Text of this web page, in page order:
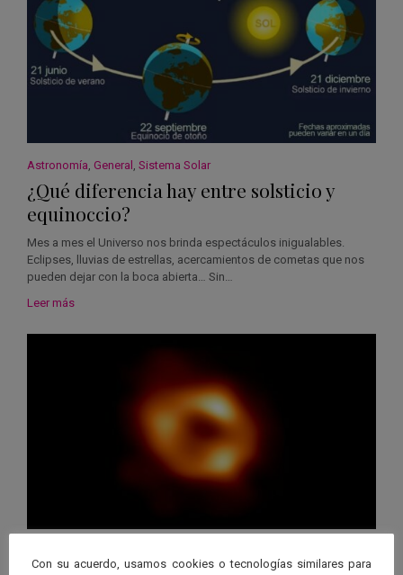
Astronomía, General , Sistema Solar
¿Qué diferencia hay entre solsticio y
equinoccio?
Mes a mes el Universo nos brinda espectáculos inigualables.
Eclipses, lluvias de estrellas, acercamientos de cometas que nos
pueden dejar con la boca abierta… Sin…
Leer más
Con su acuerdo, usamos cookies o tecnologías similares para